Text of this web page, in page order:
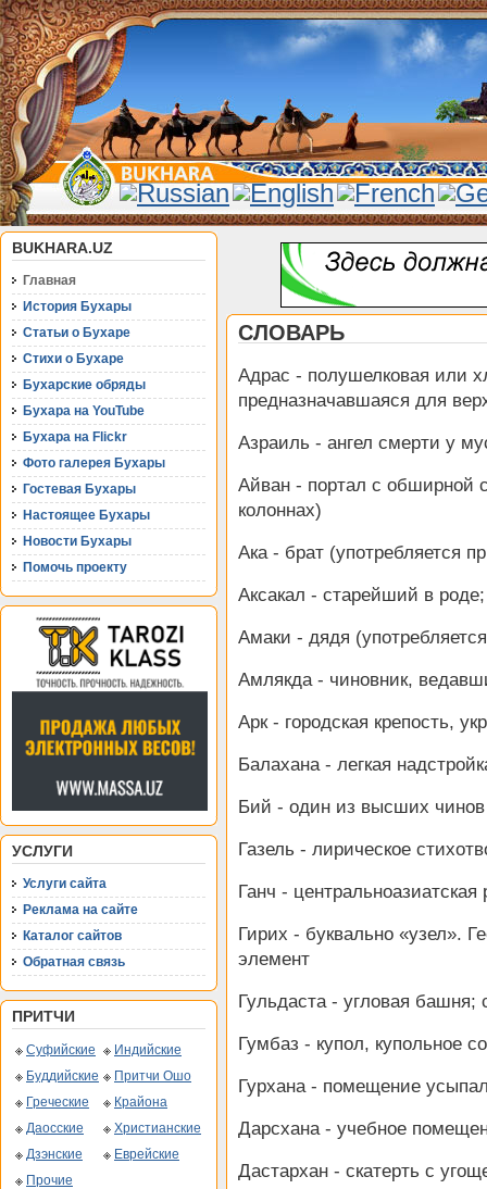
BUKHARA.UZ
Главная
История Бухары
Статьи о Бухаре
Стихи о Бухаре
Бухарские обряды
Бухара на YouTube
Бухара на Flickr
Фото галерея Бухары
Гостевая Бухары
Настоящее Бухары
Новости Бухары
Помочь проекту
УСЛУГИ
Услуги сайта
Реклама на сайте
Каталог сайтов
Обратная связь
ПРИТЧИ
Суфийские
Индийские
Буддийские
Притчи Ошо
Греческие
Крайона
Даосские
Христианские
Дзэнские
Еврейские
Прочие
СЛОВАРЬ
Адрас - полушелковая или
предназначавшаяся для
Азраиль - ангел смерти у
Айван - портал с обширной
колоннах)
Ака - брат (употребляется
Аксакал - старейший в
Амаки - дядя
Амлякда - чиновник,
Арк - городская крепость,
Балахана - легкая
Бий - один из высших
Газель - лирическое
Ганч - центральноазиатская
Гирих - буквально «узел».
элемент
Гульдаста - угловая башня;
Гумбаз - купол, купольное
Гурхана - помещение
Дарсхана - учебное
Дастархан - скатерть с